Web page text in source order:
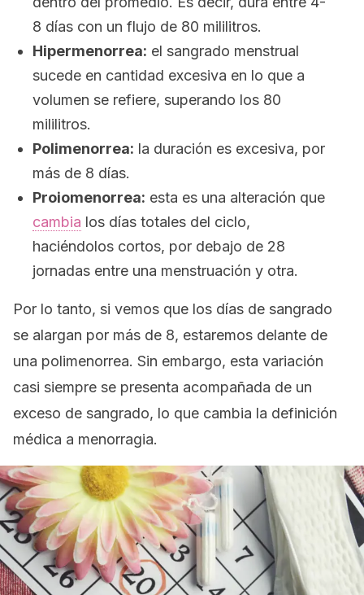
8 días con un flujo de 80 mililitros.
Hipermenorrea: el sangrado menstrual
sucede en cantidad excesiva en lo que a
volumen se refiere, superando los 80
mililitros.
Polimenorrea: la duración es excesiva, por
más de 8 días.
Proiomenorrea: esta es una alteración que
cambia los días totales del ciclo,
haciéndolos cortos, por debajo de 28
jornadas entre una menstruación y otra.
Por lo tanto, si vemos que los días de sangrado
se alargan por más de 8, estaremos delante de
una polimenorrea. Sin embargo, esta variación
casi siempre se presenta acompañada de un
exceso de sangrado, lo que cambia la definición
médica a menorragia.